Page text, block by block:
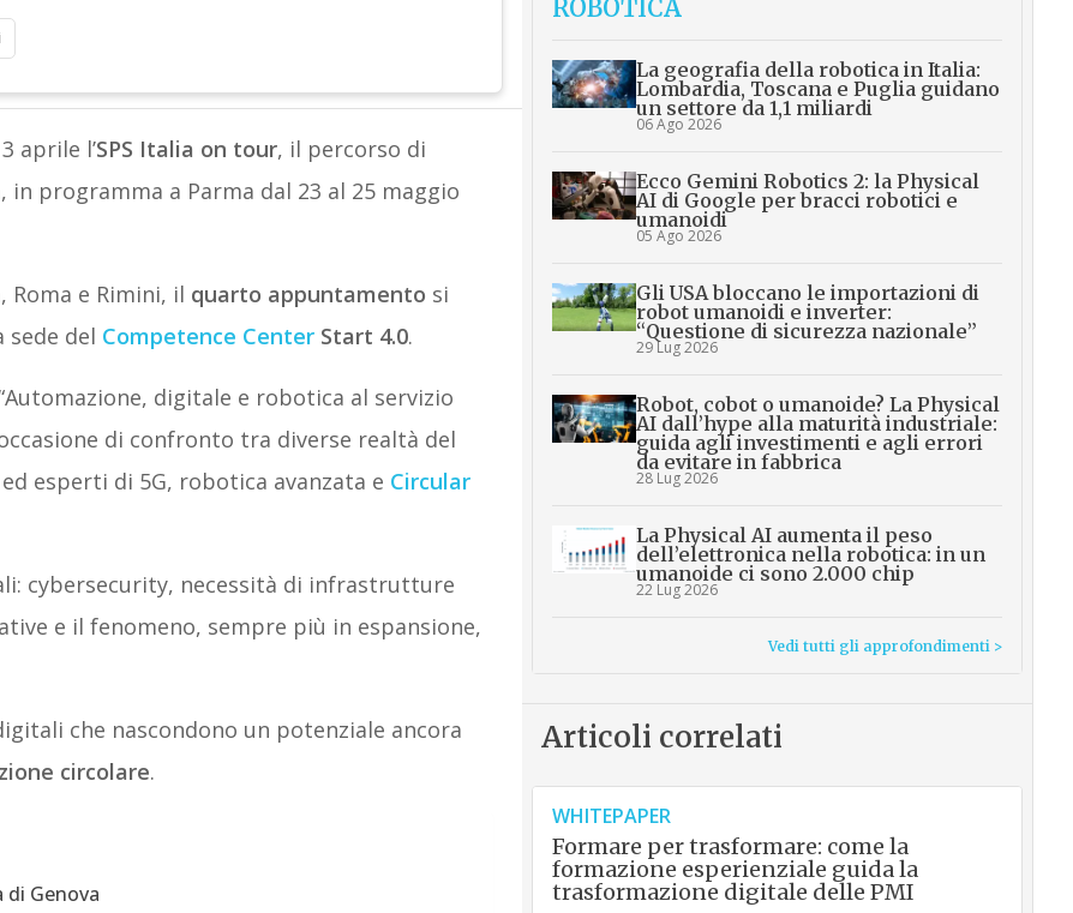
aprile l’SPS Italia on tour, il percorso di
in programma a Parma dal 23 al 25 maggio
e Rimini, il quarto appuntamento si
sede del Competence CenterStart 4.0.
digitale e robotica al servizio
di confronto tra diverse realtà del
esperti di 5G, robotica avanzata e Circular
cybersecurity, necessità di infrastrutture
e il fenomeno, sempre più in espansione,
che nascondono un potenziale ancora
circolare.
di Genova
ROBOTICA
La geografia della robotica in Italia:
Lombardia, Toscana e Puglia guidano
un settore da 1,1 miliardi
06 Ago 2026
Ecco Gemini Robotics 2: la Physical
AI di Google per bracci robotici e
umanoidi
05 Ago 2026
Gli USA bloccano le importazioni di
robot umanoidi e inverter:
“Questione di sicurezza nazionale”
29 Lug 2026
Robot, cobot o umanoide? La Physical
AI dall’hype alla maturità industriale:
guida agli investimenti e agli errori
da evitare in fabbrica
28 Lug 2026
La Physical AI aumenta il peso
dell’elettronica nella robotica: in un
umanoide ci sono 2.000 chip
22 Lug 2026
Vedi tutti gli approfondimenti >
Articoli correlati
WHITEPAPER
Formare per trasformare: come la
formazione esperienziale guida la
trasformazione digitale delle PMI